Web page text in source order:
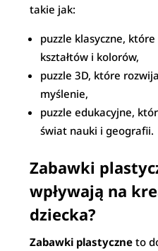
takie jak:
puzzle klasyczne,
kształtów i kolorów,
puzzle 3D, które
myślenie,
puzzle edukacyjne,
świat nauki i geografii.
Zabawki
wpływają na
dziecka?
Zabawki plastyczne to